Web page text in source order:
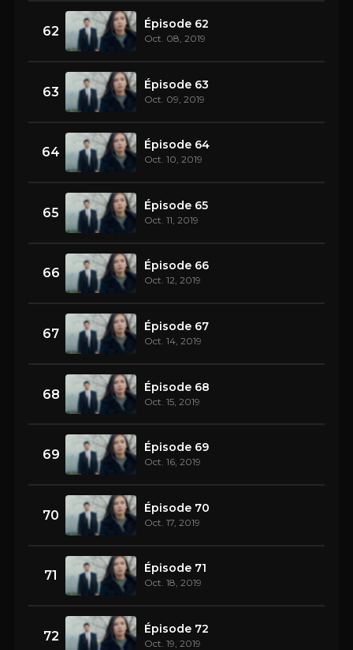
62 Épisode 62
Oct. 08, 2019
63 Épisode 63
Oct. 09, 2019
64 Épisode 64
Oct. 10, 2019
65 Épisode 65
Oct. 11, 2019
66 Épisode 66
Oct. 12, 2019
67 Épisode 67
Oct. 14, 2019
68 Épisode 68
Oct. 15, 2019
69 Épisode 69
Oct. 16, 2019
70 Épisode 70
Oct. 17, 2019
71 Épisode 71
Oct. 18, 2019
72 Épisode 72
Oct. 19, 2019